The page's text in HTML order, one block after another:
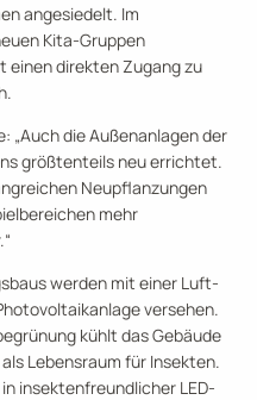
angesiedelt. Im
Kita-Gruppen
direkten Zugang zu
die Außenanlagen der
größtenteils neu errichtet.
Neupflanzungen
mehr
werden mit einer Luft-
versehen.
kühlt das Gebäude
Lebensraum für Insekten.
insektenfreundlicher LED-